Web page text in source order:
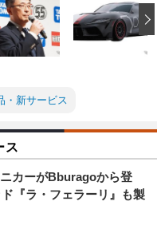
・新サービス
ス
カーがBburagoから登
『ラ・フェラーリ』も製